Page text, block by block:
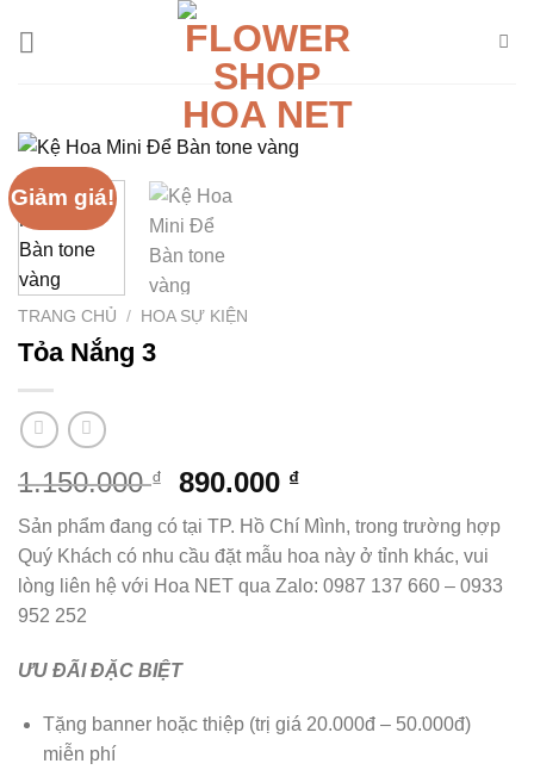
Giảm giá!
TRANG CHỦ / HOA SỰ KIỆN
Tỏa Nắng 3
1.150.000₫
Giá
là:
1.150.000 ₫.
890.000 ₫Giá
hiện
tại
là:
890.000 ₫.
Sản phẩm đang có tại TP. Hồ Chí Mình, trong trường hợp
Quý Khách có nhu cầu đặt mẫu hoa này ở tỉnh khác, vui
lòng liên hệ với Hoa NET qua Zalo: 0987 137 660 – 0933
952 252
ƯU ĐÃI ĐẶC BIỆT
Tặng banner hoặc thiệp (trị giá 20.000đ – 50.000đ)
miễn phí